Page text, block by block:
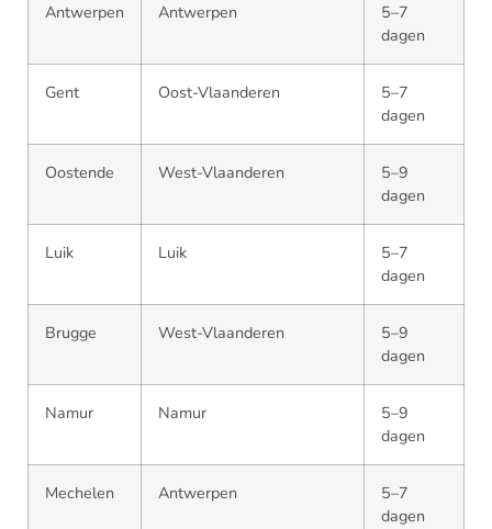
Antwerpen Antwerpen
5–7
dagen
Gent Oost-Vlaanderen
5–7
dagen
Oostende West-Vlaanderen
5–9
dagen
Luik Luik
5–7
dagen
Brugge West-Vlaanderen
5–9
dagen
Namur Namur
5–9
dagen
Mechelen Antwerpen
5–7
dagen